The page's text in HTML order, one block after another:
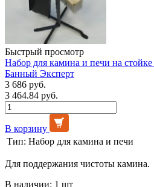
Быстрый просмотр
Набор для камина и печи на
Банный Эксперт
3 686 руб.
3 464.84 руб.
В корзину
Тип: Набор для камина и печи
Для поддержания чистоты камина.
В наличии: 1 шт